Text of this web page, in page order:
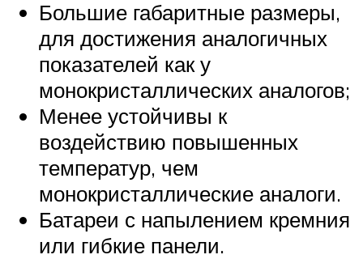
Большие габаритные размеры,
для достижения аналогичных
показателей как у
монокристаллических аналогов;
Менее устойчивы к
воздействию повышенных
температур, чем
монокристаллические аналоги.
Батареи с напылением кремния
или гибкие панели.